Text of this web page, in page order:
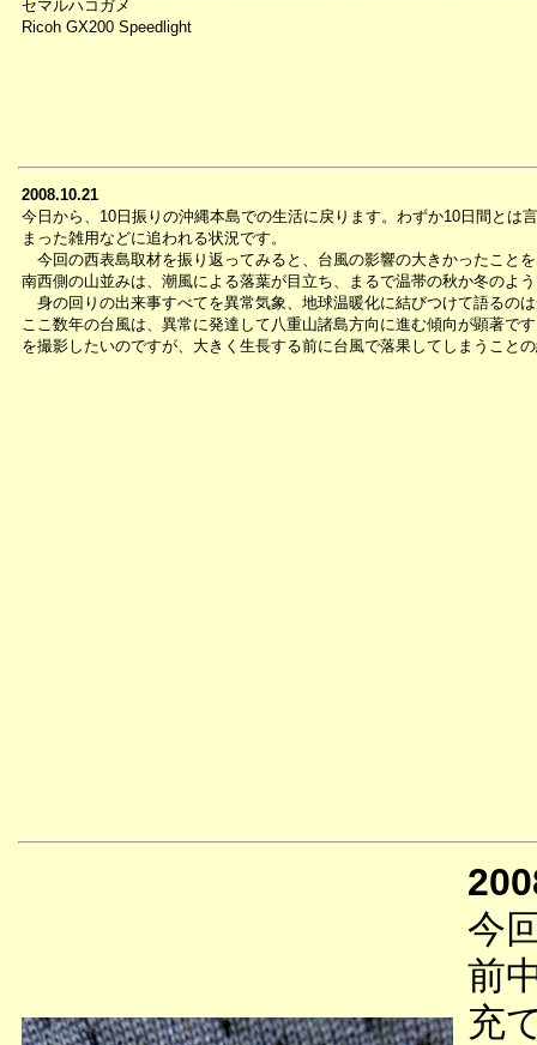
セマルハコガメ
Ricoh GX200 Speedlight
2008.10.21
今日から、10日振りの沖縄本島での生活に戻ります。わずか10日間とは
まった雑用などに追われる状況です。
今回の西表島取材を振り返ってみると、台風の影響の大きかったこと
南西側の山並みは、潮風による落葉が目立ち、まるで温帯の秋か冬のよ
身の回りの出来事すべてを異常気象、地球温暖化に結びつけて語るの
ここ数年の台風は、異常に発達して八重山諸島方向に進む傾向が顕著で
を撮影したいのですが、大きく生長する前に台風で落果してしまうこと
今
前
充